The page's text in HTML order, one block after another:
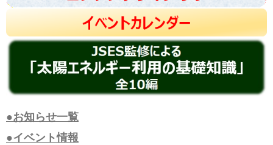
●お知らせ一覧
●イベント情報